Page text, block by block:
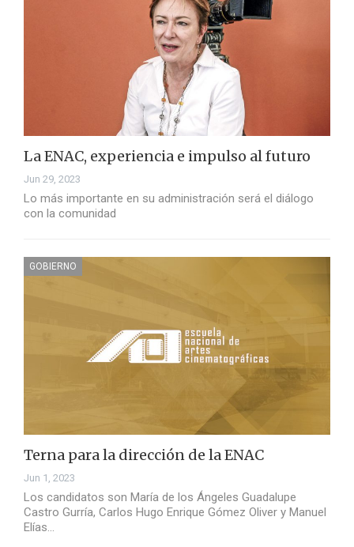
La ENAC, experiencia e impulso al futuro
Jun 29, 2023
Lo más importante en su administración será el diálogo
con la comunidad
GOBIERNO
Terna para la dirección de la ENAC
Jun 1, 2023
Los candidatos son María de los Ángeles Guadalupe
Castro Gurría, Carlos Hugo Enrique Gómez Oliver y Manuel
Elías…